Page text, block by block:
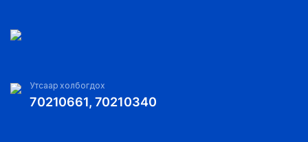
Утсаар холбогдох
70210661, 70210340